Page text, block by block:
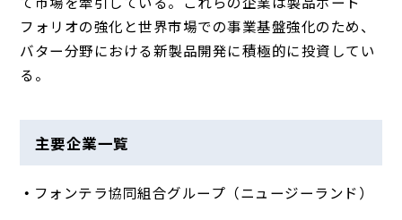
フォリオの強化と世界市場での事業基盤強化のため、
バター分野における新製品開発に積極的に投資してい
る。
主要企業一覧
フォンテラ協同組合グループ（ニュージーランド）